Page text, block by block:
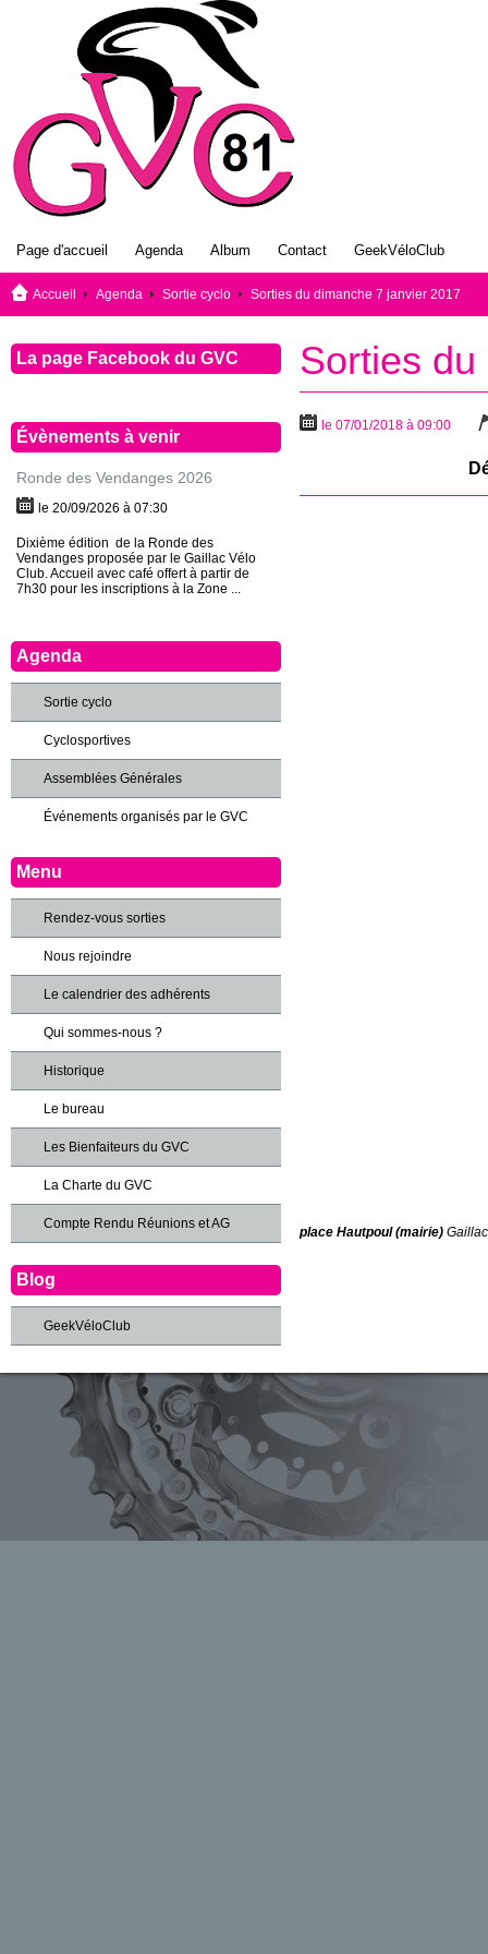
Page d'accueil Agenda Album Contact GeekVéloClub
Accueil Agenda Sortie cyclo Sorties du dimanche 7 janvier 2017
Sorties
le 07/01/2018 à 09:00
place Hautpoul (mairie) Gaillac
La page Facebook du GVC
Évènements à venir
Ronde des Vendanges 2026
le 20/09/2026 à 07:30
Dixième édition de la Ronde des
Vendanges proposée par le Gaillac Vélo
Club. Accueil avec café offert à partir de
7h30 pour les inscriptions à la Zone ...
Agenda
Sortie cyclo
Cyclosportives
Assemblées Générales
Événements organisés par le GVC
Menu
Rendez-vous sorties
Nous rejoindre
Le calendrier des adhérents
Qui sommes-nous ?
Historique
Le bureau
Les Bienfaiteurs du GVC
La Charte du GVC
Compte Rendu Réunions et AG
Blog
GeekVéloClub